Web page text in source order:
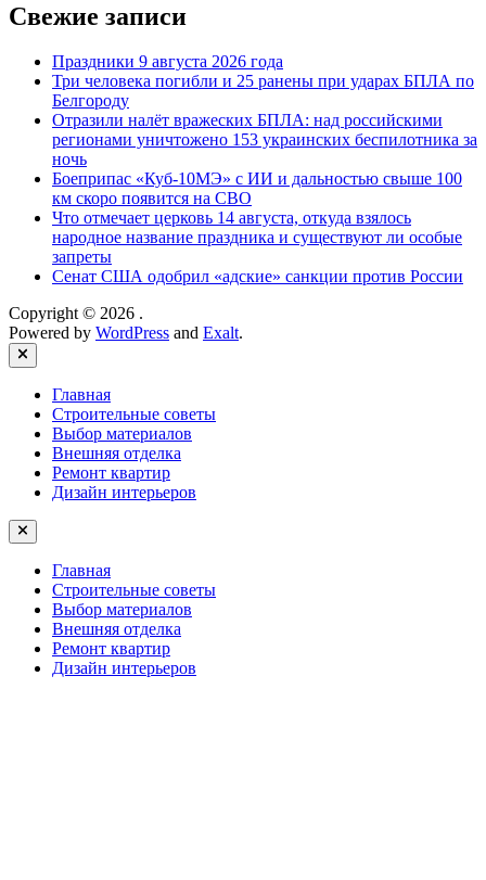
Свежие записи
Праздники 9 августа 2026 года
Три человека погибли и 25 ранены при ударах БПЛА по
Белгороду
Отразили налёт вражеских БПЛА: над российскими
регионами уничтожено 153 украинских беспилотника за
ночь
Боеприпас «Куб-10МЭ» с ИИ и дальностью свыше 100
км скоро появится на СВО
Что отмечает церковь 14 августа, откуда взялось
народное название праздника и существуют ли особые
запреты
Сенат США одобрил «адские» санкции против России
Copyright © 2026 .
Powered by WordPress and Exalt.
Close
Главная
Строительные советы
Выбор материалов
Внешняя отделка
Ремонт квартир
Дизайн интерьеров
Главная
Строительные советы
Выбор материалов
Внешняя отделка
Ремонт квартир
Дизайн интерьеров